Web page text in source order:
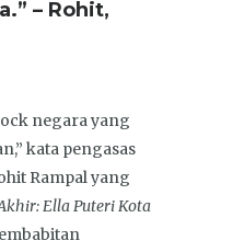
– Rohit,
negara yang
kata pengasas
Rampal yang
Ella Puteri Kota